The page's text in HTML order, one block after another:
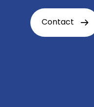
Contact